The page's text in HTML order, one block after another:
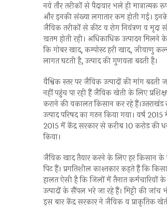
नये तौर तरीकों से पैदावार भले ही मात्रात्मक
और इनकी संख्या लगातार कम होती गई। इनके
जैविक तरीकों से कीट व रोग नियंत्रण व मृदा
ख़तम होती रही। अधिकाधिक उत्पादन मिलने
कि गोबर खाद, कम्पोस्ट हरी खाद, जीवाणु
लागत घटती है, उत्पाद की गुणवत्ता बढ़ती है।
वैश्विक स्तर पर जैविक उत्पादों की मांग
नहीं पहुंच पा रही हैं जैविक खेती के लिए
कराने की वकालत किसान कर रहे
उत्पाद परिषद का गठन किया गया। वर्ष
2015 में केंद्र सरकार से करीब 10 करोड़ की
किया।
जैविक खाद तैयार करने के लिए हर किसान
पिट हैं। प्रगतिशील काश्तकार कहते हैं कि
हालत ऐसी है कि जिलों में तैनात कर्मचारियों
उत्पादों के सैंपल भरे जा रहे हैं। मिट्टी की
इस बार केंद्र सरकार ने जैविक व प्राकृतिक